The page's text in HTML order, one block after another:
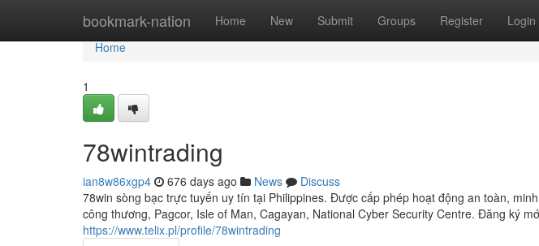
bookmark-nation Home New Submit Groups Register Login
Home
Home
1
78wintrading
ian8w86xgp4 676 days ago News
Discuss
78win sòng bạc trực tuyến uy tín tại Philippines. Được cấp phép hoạt động an toàn,
công thương, Pagcor, Isle of Man, Cagayan, National Cyber Security Centre. Đăng ký
https://www.telix.pl/profile/78wintrading